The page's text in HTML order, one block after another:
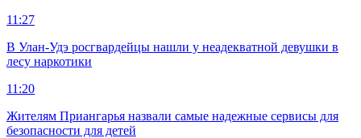
11:27
В Улан-Удэ росгвардейцы нашли у неадекватной девушки в
лесу наркотики
11:20
Жителям Приангарья назвали самые надежные сервисы для
безопасности для детей